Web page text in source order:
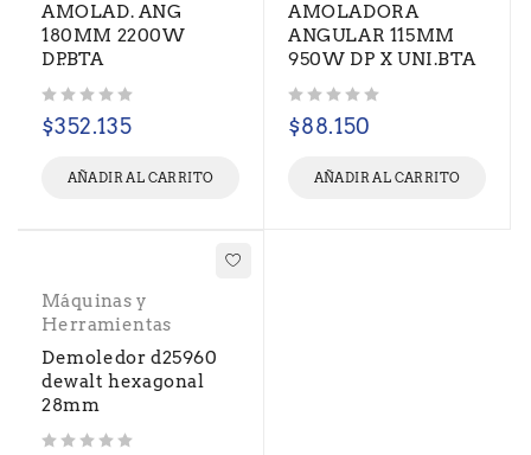
AMOLAD. ANG
180MM 2200W
DP.BTA
$352.135
AÑADIR AL CARRITO
AMOLADORA
ANGULAR 115MM
950W DP X UNI.BTA
$88.150
AÑADIR AL CARRITO
Máquinas y
Herramientas
Demoledor d25960
dewalt hexagonal
28mm